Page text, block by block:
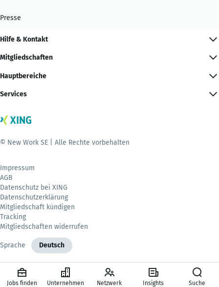
Presse
Hilfe & Kontakt
Mitgliedschaften
Hauptbereiche
Services
© New Work SE | Alle Rechte vorbehalten
Impressum
AGB
Datenschutz bei XING
Datenschutzerklärung
Mitgliedschaft kündigen
Tracking
Mitgliedschaften widerrufen
Sprache Deutsch
Jobs finden Unternehmen Netzwerk Insights Suche